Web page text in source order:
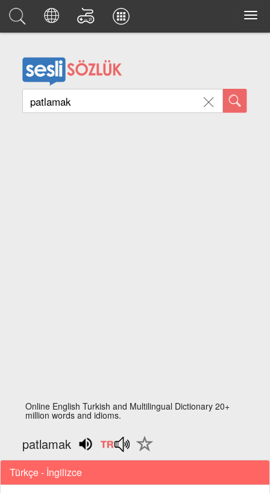
Online English Turkish and Multilingual Dictionary 20+
million words and idioms.
patlamak
Türkçe - İngilizce